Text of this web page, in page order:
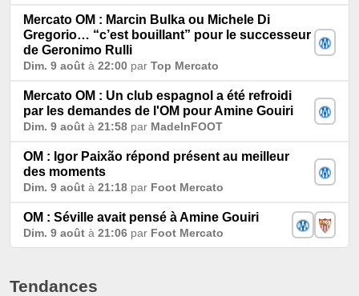
Mercato OM : Marcin Bulka ou Michele Di
Gregorio… “c’est bouillant” pour le successeur
de Geronimo Rulli
Dim. 9 août à 22:00 par Top Mercato
Mercato OM : Un club espagnol a été refroidi
par les demandes de l'OM pour Amine Gouiri
Dim. 9 août à 21:58 par MadeInFOOT
OM : Igor Paixão répond présent au meilleur
des moments
Dim. 9 août à 21:18 par Foot Mercato
OM : Séville avait pensé à Amine Gouiri
Dim. 9 août à 21:06 par Foot Mercato
Tendances